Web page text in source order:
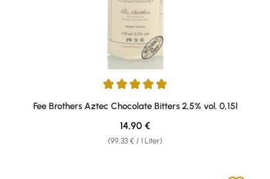
Durchschnittliche Bewertung von 5 von 5 Sternen
Fee Brothers Aztec Chocolate Bitters 2,5% vol. 0,15l
(99,33 € / 1 Liter)
Regulärer Preis:
14,90 €